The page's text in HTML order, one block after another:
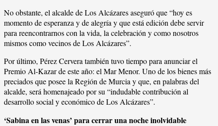
No obstante, el alcalde de Los Alcázares aseguró que “hoy es
momento de esperanza y de alegría y que está edición debe servir
para reencontrarnos con la vida, la celebración y como nosotros
mismos como vecinos de Los Alcázares”.
Por último, Pérez Cervera también tuvo tiempo para anunciar el
Premio Al-Kazar de este año: el Mar Menor. Uno de los bienes más
preciados que posee la Región de Murcia y que, en palabras del
alcalde, será homenajeado por su “indudable contribución al
desarrollo social y económico de Los Alcázares”.
‘Sabina en las venas’ para cerrar una noche inolvidable